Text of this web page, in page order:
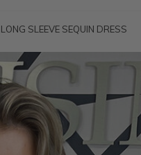
SLEEVE SEQUIN DRESS